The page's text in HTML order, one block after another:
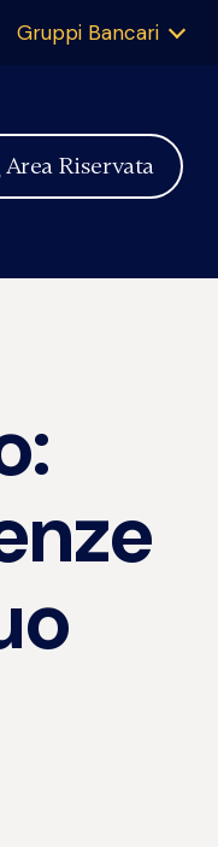
Area Riservata
Gruppi Bancari